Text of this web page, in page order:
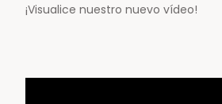
¡Visualice nuestro nuevo vídeo!